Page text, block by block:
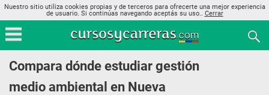
Nuestro sitio utiliza cookies propias y de terceros para ofrecerte una mejor experiencia
de usuario. Si continúas navegando aceptás su uso.. Cerrar
Compara dónde estudiar gestión
medio ambiental en Nueva